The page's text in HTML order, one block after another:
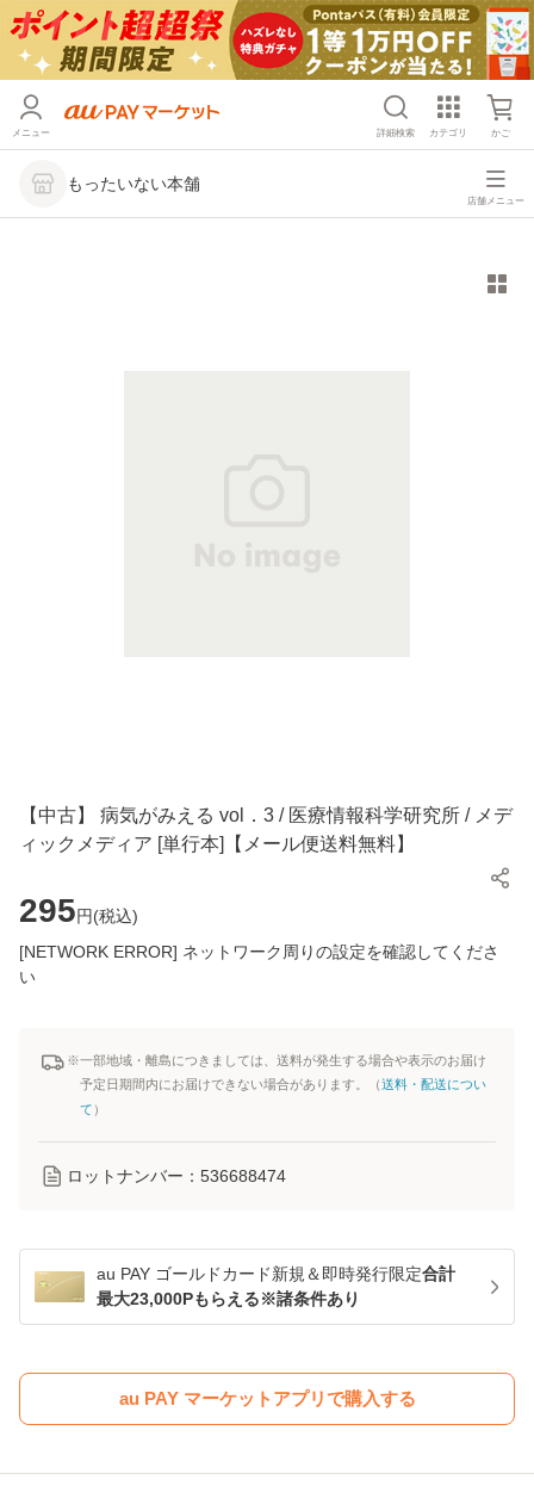
メニュー 詳細検索 カテゴリ かご
もったいない本舗
店舗メニュー
【中古】 病気がみえる vol．3 / 医療情報科学研究所 / メデ
ィックメディア [単行本]【メール便送料無料】
295円(税込)
[NETWORK ERROR] ネットワーク周りの設定を確認してくださ
い
※一部地域・離島につきましては、送料が発生する場合や表示のお届け
予定日期間内にお届けできない場合があります。（送料・配送につい
て ）
ロットナンバー： 536688474
au PAY ゴールドカード新規＆即時発行限定合計
最大23,000Pもらえる※諸条件あり
au PAY マーケットアプリで購入する